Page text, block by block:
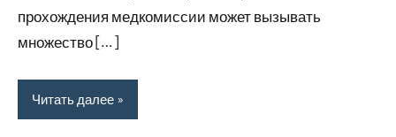
прохождения медкомиссии может вызывать
множество […]
Читать далее